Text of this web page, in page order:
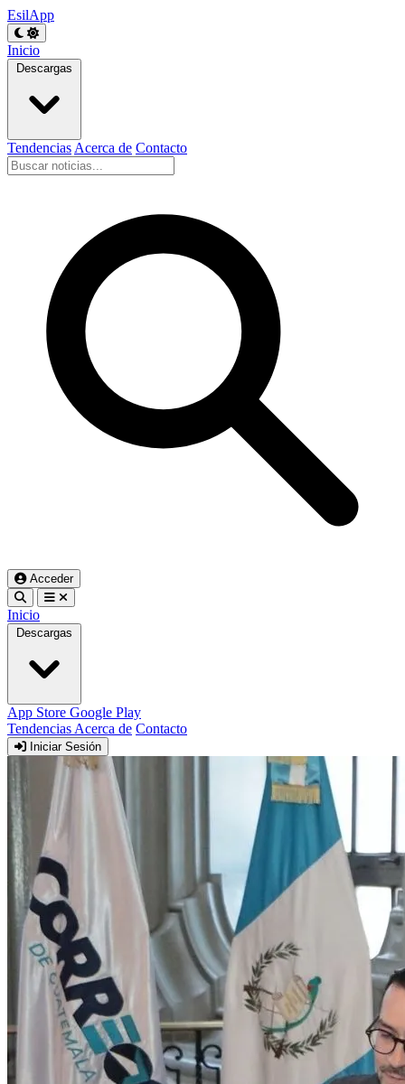
EsilApp
Inicio
Descargas
Tendencias Acerca de Contacto
Acceder
Inicio
Descargas
App Store Google Play
Tendencias Acerca de Contacto
Iniciar Sesión